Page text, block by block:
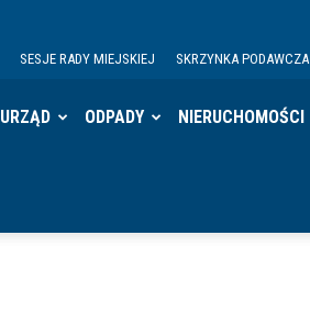
SESJE RADY MIEJSKIEJ SKRZYNKA PODAWCZA
URZĄD ODPADY NIERUCHOMOŚCI